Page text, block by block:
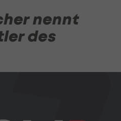
nennt
des